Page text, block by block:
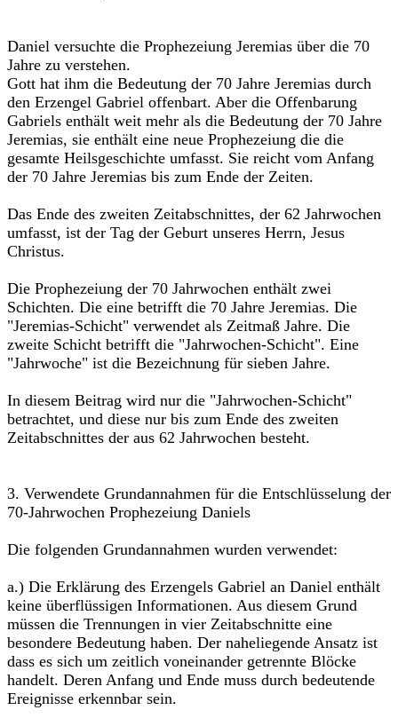
Daniel versuchte die Prophezeiung Jeremias über die 70
Jahre zu verstehen.
Gott hat ihm die Bedeutung der 70 Jahre Jeremias durch
den Erzengel Gabriel offenbart. Aber die Offenbarung
Gabriels enthält weit mehr als die Bedeutung der 70 Jahre
Jeremias, sie enthält eine neue Prophezeiung die die
gesamte Heilsgeschichte umfasst. Sie reicht vom Anfang
der 70 Jahre Jeremias bis zum Ende der Zeiten.
Das Ende des zweiten Zeitabschnittes, der 62 Jahrwochen
umfasst, ist der Tag der Geburt unseres Herrn, Jesus
Christus.
Die Prophezeiung der 70 Jahrwochen enthält zwei
Schichten. Die eine betrifft die 70 Jahre Jeremias. Die
"Jeremias-Schicht" verwendet als Zeitmaß Jahre. Die
zweite Schicht betrifft die "Jahrwochen-Schicht". Eine
"Jahrwoche" ist die Bezeichnung für sieben Jahre.
In diesem Beitrag wird nur die "Jahrwochen-Schicht"
betrachtet, und diese nur bis zum Ende des zweiten
Zeitabschnittes der aus 62 Jahrwochen besteht.
3. Verwendete Grundannahmen für die Entschlüsselung der
70-Jahrwochen Prophezeiung Daniels
Die folgenden Grundannahmen wurden verwendet:
a.) Die Erklärung des Erzengels Gabriel an Daniel enthält
keine überflüssigen Informationen. Aus diesem Grund
müssen die Trennungen in vier Zeitabschnitte eine
besondere Bedeutung haben. Der naheliegende Ansatz ist
dass es sich um zeitlich voneinander getrennte Blöcke
handelt. Deren Anfang und Ende muss durch bedeutende
Ereignisse erkennbar sein.